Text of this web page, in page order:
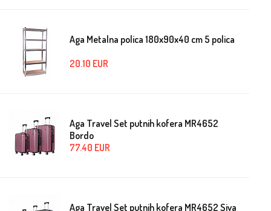
Aga Metalna polica 180x90x40 cm 5 polica
20.10 EUR
Aga Travel Set putnih kofera MR4652
Bordo
77.40 EUR
Aga Travel Set putnih kofera MR4652 Siva